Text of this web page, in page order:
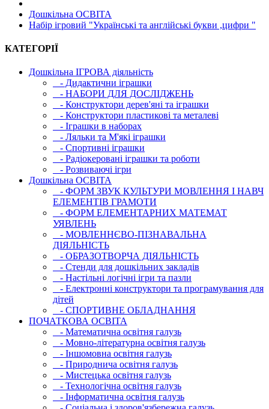
Дошкільна ОСВIТА
Набір ігровий "Українські та англійські букви ,цифри "
КАТЕГОРІЇ
Дошкільна ІГРОВА діяльність
- Дидактични іграшки
- НАБОРИ ДЛЯ ДОСЛІДЖЕНЬ
- Конструктори дерев'яні та іграшки
- Конструктори пластикові та металеві
- Іграшки в наборах
- Ляльки та М'які іграшки
- Спортивні іграшки
- Радіокеровані іграшки та роботи
- Розвиваючі ігри
Дошкільна ОСВIТА
- ФОРМ ЗВУК КУЛЬТУРИ МОВЛЕННЯ І НАВЧ
ЕЛЕМЕНТІВ ГРАМОТИ
- ФОРМ ЕЛЕМЕНТАРНИХ МАТЕМАТ
УЯВЛЕНЬ
- МОВЛЕННЄВО-ПІЗНАВАЛЬНА
ДІЯЛЬНІСТЬ
- ОБРАЗОТВОРЧА ДІЯЛЬНІСТЬ
- Стенди для дошкільних закладів
- Настільні логічні ігри та пазли
- Електронні конструктори та програмування для
дітей
- СПОРТИВНЕ ОБЛАДНАННЯ
ПОЧАТКОВА ОСВIТА
- Математична освітня галузь
- Мовно-літературна освітня галузь
- Iншомовна освітня галузь
- Природнича освітня галузь
- Мистецька освітня галузь
- Технологічна освітня галузь
- Інфopматична освітня галузь